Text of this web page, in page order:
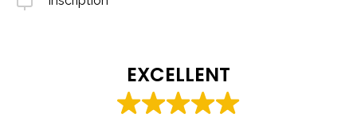
EXCELLENT